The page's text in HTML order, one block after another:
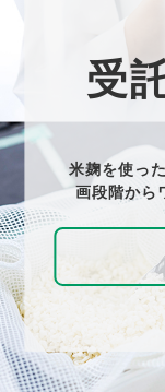
受
米麹を使っ
画段階から